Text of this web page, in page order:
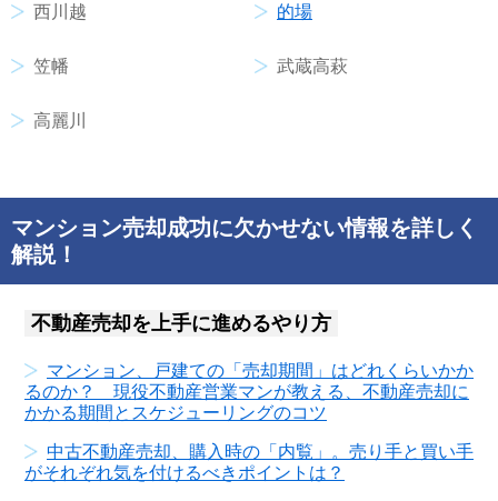
西川越 的場
笠幡 武蔵高萩
高麗川
マンション売却成功に欠かせない情報を詳しく
解説！
不動産売却を上手に進めるやり方
マンション、戸建ての「売却期間」はどれくらいかか
るのか？ 現役不動産営業マンが教える、不動産売却に
かかる期間とスケジューリングのコツ
中古不動産売却、購入時の「内覧」。売り手と買い手
がそれぞれ気を付けるべきポイントは？